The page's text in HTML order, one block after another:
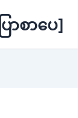
ာစာပေ]